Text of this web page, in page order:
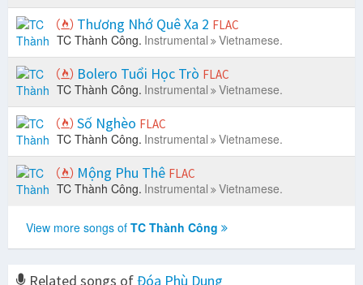
Thương Nhớ Quê Xa 2 FLAC
TC Thành Công. Instrumental Vietnamese.
Bolero Tuổi Học Trò FLAC
TC Thành Công. Instrumental Vietnamese.
Số Nghèo FLAC
TC Thành Công. Instrumental Vietnamese.
Mộng Phu Thê FLAC
TC Thành Công. Instrumental Vietnamese.
View more songs of TC Thành Công
Related songs ofĐóa Phù Dung